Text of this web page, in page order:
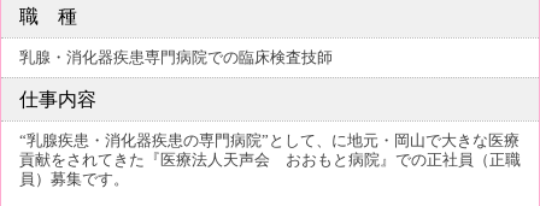
職 種
乳腺・消化器疾患専門病院での臨床検査技師
仕事内容
“乳腺疾患・消化器疾患の専門病院”として、に地元・岡山で大きな医療
貢献をされてきた『医療法人天声会 おおもと病院』での正社員（正職
員）募集です。